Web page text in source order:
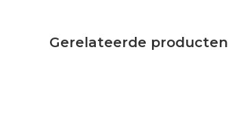
Gerelateerde producten